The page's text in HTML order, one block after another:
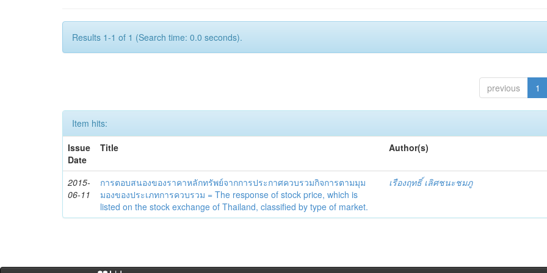
Results 1-1 of 1 (Search time: 0.0 seconds).
previous 1
Item hits:
Issue
Date
Title Author(s)
2015-
06-11
การตอบสนองของราคาหลักทรัพย์จากการประกาศควบรวมกิจการตามมุม
มองของประเภทการควบรวม = The response of stock price, which is
listed on the stock exchange of Thailand, classified by type of market.
เรืองฤทธิ์ เลิศชนะชมภู